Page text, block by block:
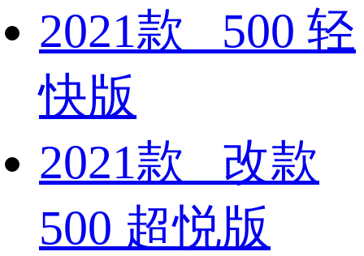
2021款 500 轻
快版
2021款 改款
500 超悦版